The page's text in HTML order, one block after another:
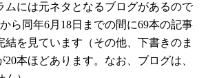
ムには元ネタとなるブログがあるので
ら同年6月18日までの間に69本の記事
結を見ています（その他、下書きのま
20本ほどあります。なお、ブログは、